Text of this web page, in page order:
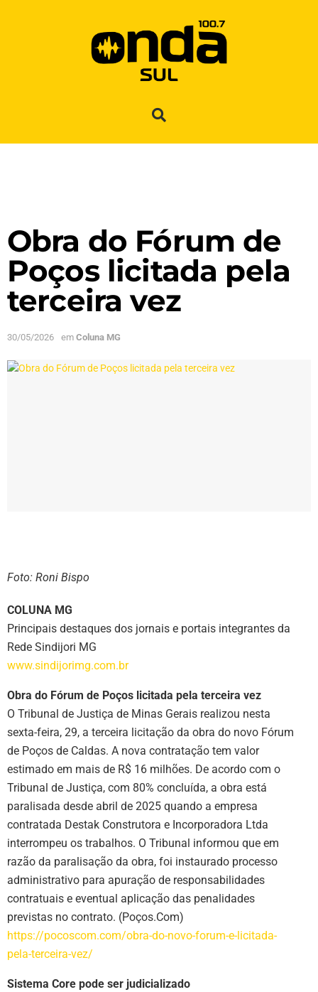
Obra do Fórum de
Poços licitada pela
terceira vez
30/05/2026 em Coluna MG
Foto: Roni Bispo
COLUNA MG
Principais destaques dos jornais e portais integrantes da
Rede Sindijori MG
www.sindijorimg.com.br
Obra do Fórum de Poços licitada pela terceira vez
O Tribunal de Justiça de Minas Gerais realizou nesta
sexta-feira, 29, a terceira licitação da obra do novo Fórum
de Poços de Caldas. A nova contratação tem valor
estimado em mais de R$ 16 milhões. De acordo com o
Tribunal de Justiça, com 80% concluída, a obra está
paralisada desde abril de 2025 quando a empresa
contratada Destak Construtora e Incorporadora Ltda
interrompeu os trabalhos. O Tribunal informou que em
razão da paralisação da obra, foi instaurado processo
administrativo para apuração de responsabilidades
contratuais e eventual aplicação das penalidades
previstas no contrato. (Poços.Com)
https://pocoscom.com/obra-do-novo-forum-e-licitada-
pela-terceira-vez/
Sistema Core pode ser judicializado